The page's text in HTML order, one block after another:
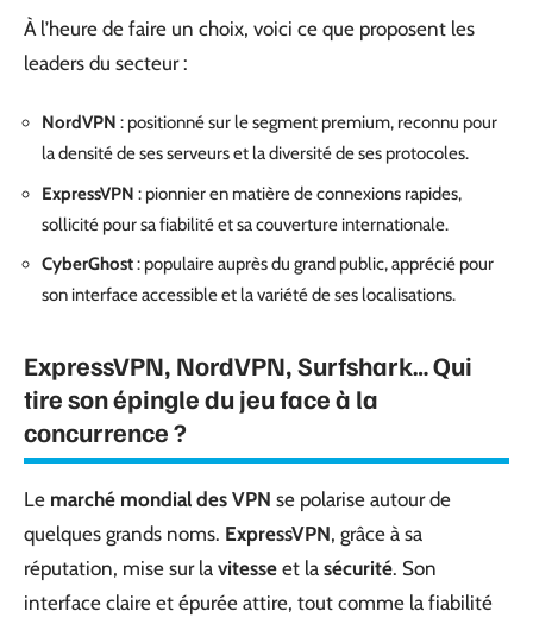
À l’heure de faire un choix, voici ce que proposent les
leaders du secteur :
NordVPN : positionné sur le segment premium, reconnu pour
la densité de ses serveurs et la diversité de ses protocoles.
ExpressVPN : pionnier en matière de connexions rapides,
sollicité pour sa fiabilité et sa couverture internationale.
CyberGhost: populaire auprès du grand public, apprécié pour
son interface accessible et la variété de ses localisations.
ExpressVPN, NordVPN, Surfshark… Qui
tire son épingle du jeu face à la
concurrence ?
Le marché mondial des VPN se polarise autour de
quelques grands noms. ExpressVPN, grâce à sa
réputation, mise sur la vitesse et la sécurité. Son
interface claire et épurée attire, tout comme la fiabilité